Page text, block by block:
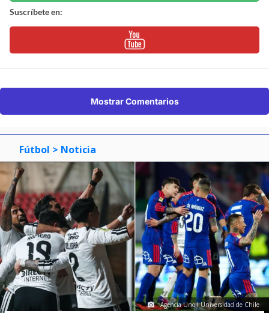
Suscríbete en:
Mostrar Comentarios
Fútbol > Noticia
Agencia Uno I Universidad de Chile